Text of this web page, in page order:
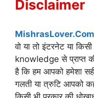
Disclaimer
MishrasLover.Com
वो या तो इंटरनेट या
knowledge से प्राप्त की
है कि हम आपको हमेशा
गलती या त्रुटि आपको